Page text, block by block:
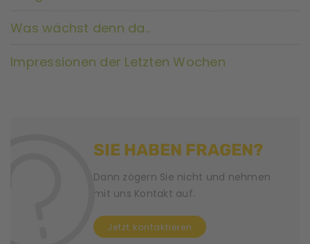
Was wächst denn da..
Impressionen der Letzten Wochen
SIE HABEN FRAGEN?
Dann zögern Sie nicht und nehmen
mit uns Kontakt auf.
Jetzt kontaktieren